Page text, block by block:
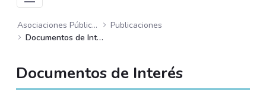
Asociaciones Público Privadas – APP
Publicaciones
Documentos de Interés
Documentos de Interés